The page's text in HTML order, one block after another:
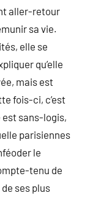
aller-retour
sa vie.
elle se
qu’elle
mais est
fois-ci, c’est
sans-logis,
parisiennes
le
tenu de
ses plus